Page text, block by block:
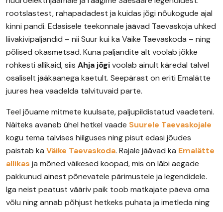
rootslastest, rahapadadest ja kuidas jõgi nõukogude ajal
kinni pandi. Edasisele teekonnale jäävad Taevaskoja uhked
liivakivipaljandid – nii Suur kui ka Väike Taevaskoda – ning
põlised okasmetsad. Kuna paljandite alt voolab jõkke
rohkesti allikaid, siis Ahja jõgivoolab ainult käredal talvel
osaliselt jääkaanega kaetult. Seepärast on eriti Emalätte
juures hea vaadelda talvituvaid parte.
Teel jõuame mitmete kuulsate, paljupildistatud vaadeteni.
Näiteks avaneb ühel hetkel vaade Suurele Taevaskojale
kogu tema talvises hiilguses ning pisut edasi jõudes
paistab ka Väike Taevaskoda. Rajale jäävad ka Emalätte
allikas ja mõned väikesed koopad, mis on läbi aegade
pakkunud ainest põnevatele pärimustele ja legendidele.
Iga neist peatust vääriv paik toob matkajate päeva oma
võlu ning annab põhjust hetkeks puhata ja imetleda ning